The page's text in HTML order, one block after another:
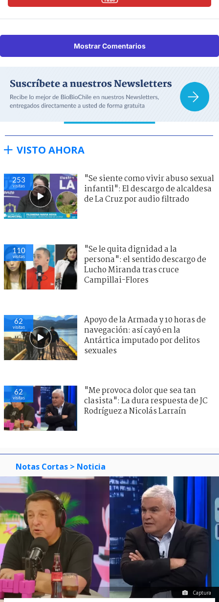
Mostrar Comentarios
VISTO AHORA
253
visitas
"Se siente como vivir abuso sexual
infantil": El descargo de alcaldesa
de La Cruz por audio filtrado
110
visitas
"Se le quita dignidad a la
persona": el sentido descargo de
Lucho Miranda tras cruce
Campillai-Flores
62
visitas
Apoyo de la Armada y 10 horas de
navegación: así cayó en la
Antártica imputado por delitos
sexuales
62
visitas
"Me provoca dolor que sea tan
clasista": La dura respuesta de JC
Rodríguez a Nicolás Larraín
Notas Cortas > Noticia
Captura